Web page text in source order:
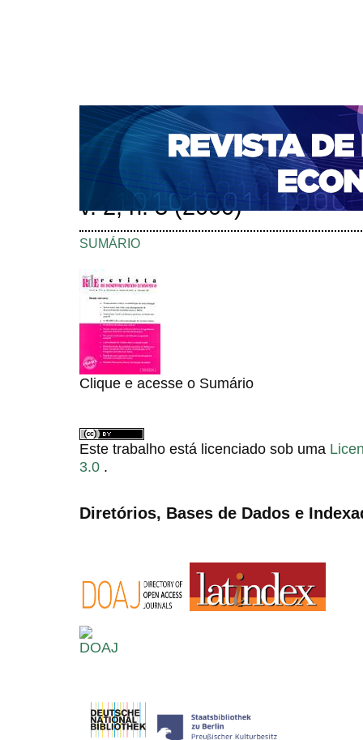
CAPA SOBRE ACESSO CADASTRO
NOTÍCIAS
PORTAL DE REVISTAS DA UNIFACS
BASES DE DADOS E INDEXADORES
Capa Edições anteriores > v. 2, n. 3 (2000)
v. 2, n. 3 (2000)
SUMÁRIO
Clique e acesse o Sumário
Este trabalho está licenciado sob uma
3.0 .
Diretórios, Bases de Dados e